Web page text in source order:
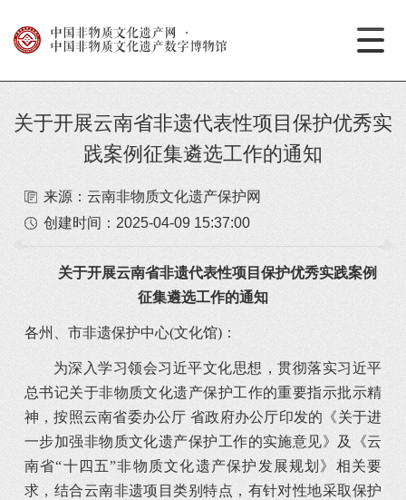
中国非物质文化遗产网
·
中国非物质文化遗产数字博物馆
关于开展云南省非遗代表性项目保护优秀实
践案例征集遴选工作的通知
来源：云南非物质文化遗产保护网
创建时间： 2025-04-09 15:37:00
关于开展云南省非遗代表性项目保护优秀实践案例
征集遴选工作的通知
各州、市非遗保护中心(文化馆)：
为深入学习领会习近平文化思想，贯彻落实习近平
总书记关于非物质文化遗产保护工作的重要指示批示精
神，按照云南省委办公厅 省政府办公厅印发的《关于进
一步加强非物质文化遗产保护工作的实施意见》及《云
南省“十四五”非物质文化遗产保护发展规划》相关要
求，结合云南非遗项目类别特点，有针对性地采取保护